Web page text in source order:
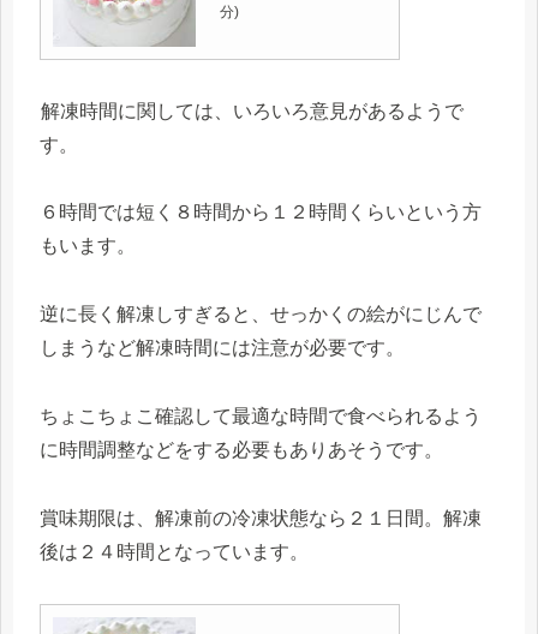
分)
解凍時間に関しては、いろいろ意見があるようで
す。
６時間では短く８時間から１２時間くらいという方
もいます。
逆に長く解凍しすぎると、せっかくの絵がにじんで
しまうなど解凍時間には注意が必要です。
ちょこちょこ確認して最適な時間で食べられるよう
に時間調整などをする必要もありあそうです。
賞味期限は、解凍前の冷凍状態なら２１日間。解凍
後は２４時間となっています。